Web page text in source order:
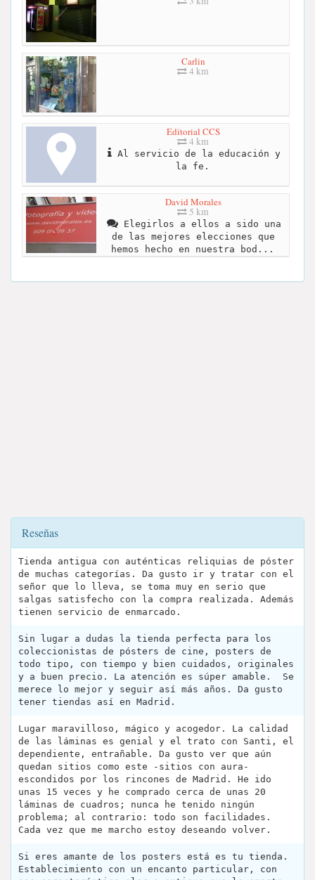
Carlin
4 km
Editorial CCS
4 km
Al servicio de la educación y
la fe.
David Morales
5 km
Elegirlos a ellos a sido una
de las mejores elecciones que
hemos hecho en nuestra bod...
Reseñas
Tienda antigua con auténticas reliquias de póster
de muchas categorías. Da gusto ir y tratar con el
señor que lo lleva, se toma muy en serio que
salgas satisfecho con la compra realizada. Además
tienen servicio de enmarcado.
Sin lugar a dudas la tienda perfecta para los
coleccionistas de pósters de cine, posters de
todo tipo, con tiempo y bien cuidados, originales
y a buen precio. La atención es súper amable. ‍ Se
merece lo mejor y seguir así más años. Da gusto
tener tiendas así en Madrid.
Lugar maravilloso, mágico y acogedor. La calidad
de las láminas es genial y el trato con Santi, el
dependiente, entrañable. Da gusto ver que aún
quedan sitios como este -sitios con aura-
escondidos por los rincones de Madrid. He ido
unas 15 veces y he comprado cerca de unas 20
láminas de cuadros; nunca he tenido ningún
problema; al contrario: todo son facilidades.
Cada vez que me marcho estoy deseando volver.
Si eres amante de los posters está es tu tienda.
Establecimiento con un encanto particular, con